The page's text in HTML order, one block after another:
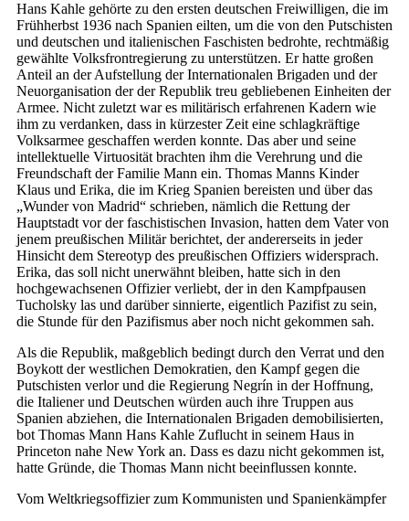
Hans Kahle gehörte zu den ersten deutschen Freiwilligen, die im
Frühherbst 1936 nach Spanien eilten, um die von den Putschisten
und deutschen und italienischen Faschisten bedrohte, rechtmäßig
gewählte Volksfrontregierung zu unterstützen. Er hatte großen
Anteil an der Aufstellung der Internationalen Brigaden und der
Neuorganisation der der Republik treu gebliebenen Einheiten der
Armee. Nicht zuletzt war es militärisch erfahrenen Kadern wie
ihm zu verdanken, dass in kürzester Zeit eine schlagkräftige
Volksarmee geschaffen werden konnte. Das aber und seine
intellektuelle Virtuosität brachten ihm die Verehrung und die
Freundschaft der Familie Mann ein. Thomas Manns Kinder
Klaus und Erika, die im Krieg Spanien bereisten und über das
„Wunder von Madrid“ schrieben, nämlich die Rettung der
Hauptstadt vor der faschistischen Invasion, hatten dem Vater von
jenem preußischen Militär berichtet, der andererseits in jeder
Hinsicht dem Stereotyp des preußischen Offiziers widersprach.
Erika, das soll nicht unerwähnt bleiben, hatte sich in den
hochgewachsenen Offizier verliebt, der in den Kampfpausen
Tucholsky las und darüber sinnierte, eigentlich Pazifist zu sein,
die Stunde für den Pazifismus aber noch nicht gekommen sah.
Als die Republik, maßgeblich bedingt durch den Verrat und den
Boykott der westlichen Demokratien, den Kampf gegen die
Putschisten verlor und die Regierung Negrín in der Hoffnung,
die Italiener und Deutschen würden auch ihre Truppen aus
Spanien abziehen, die Internationalen Brigaden demobilisierten,
bot Thomas Mann Hans Kahle Zuflucht in seinem Haus in
Princeton nahe New York an. Dass es dazu nicht gekommen ist,
hatte Gründe, die Thomas Mann nicht beeinflussen konnte.
Vom Weltkriegsoffizier zum Kommunisten und Spanienkämpfer